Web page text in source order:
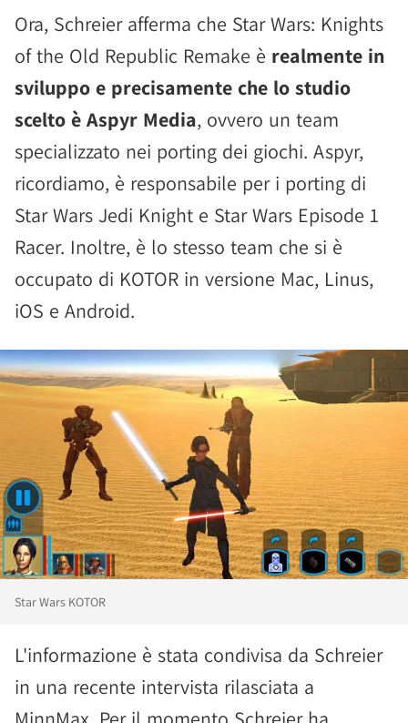
Ora, Schreier afferma che Star Wars: Knights
of the Old Republic Remake è realmente in
sviluppo e precisamente che lo studio
scelto è Aspyr Media, ovvero un team
specializzato nei porting dei giochi. Aspyr,
ricordiamo, è responsabile per i porting di
Star Wars Jedi Knight e Star Wars Episode 1
Racer. Inoltre, è lo stesso team che si è
occupato di KOTOR in versione Mac, Linus,
iOS e Android.
Star Wars KOTOR
L'informazione è stata condivisa da Schreier
in una recente intervista rilasciata a